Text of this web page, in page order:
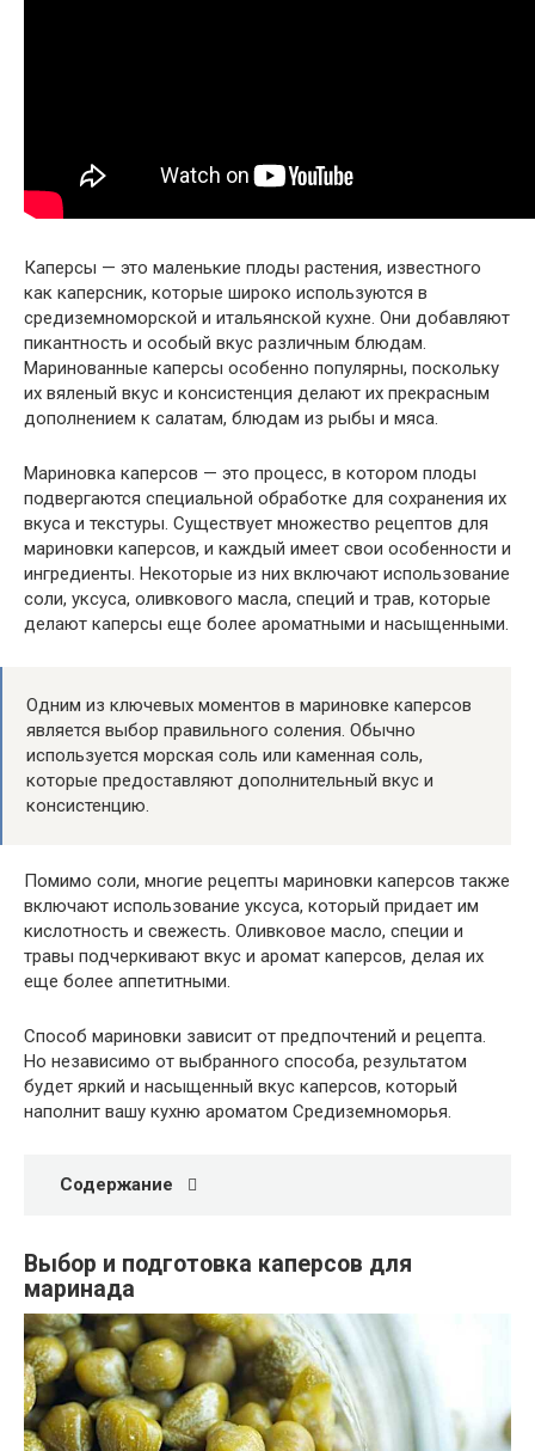
Каперсы — это маленькие плоды растения, известного
как каперсник, которые широко используются в
средиземноморской и итальянской кухне. Они добавляют
пикантность и особый вкус различным блюдам.
Маринованные каперсы особенно популярны, поскольку
их вяленый вкус и консистенция делают их прекрасным
дополнением к салатам, блюдам из рыбы и мяса.
Мариновка каперсов — это процесс, в котором плоды
подвергаются специальной обработке для сохранения их
вкуса и текстуры. Существует множество рецептов для
мариновки каперсов, и каждый имеет свои особенности и
ингредиенты. Некоторые из них включают использование
соли, уксуса, оливкового масла, специй и трав, которые
делают каперсы еще более ароматными и насыщенными.
Одним из ключевых моментов в мариновке каперсов
является выбор правильного соления. Обычно
используется морская соль или каменная соль,
которые предоставляют дополнительный вкус и
консистенцию.
Помимо соли, многие рецепты мариновки каперсов также
включают использование уксуса, который придает им
кислотность и свежесть. Оливковое масло, специи и
травы подчеркивают вкус и аромат каперсов, делая их
еще более аппетитными.
Способ мариновки зависит от предпочтений и рецепта.
Но независимо от выбранного способа, результатом
будет яркий и насыщенный вкус каперсов, который
наполнит вашу кухню ароматом Средиземноморья.
Содержание
Выбор и подготовка каперсов для
маринада